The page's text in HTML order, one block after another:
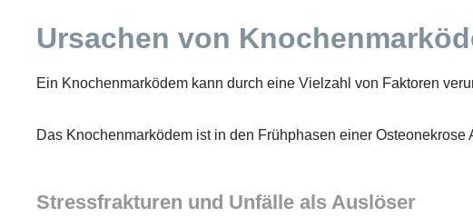
Ursachen von
Ein Knochenmarködem kann durch eine Vielzahl von Faktoren
Das Knochenmarködem ist in den Frühphasen einer
Stressfrakturen und Unfälle als Auslöser